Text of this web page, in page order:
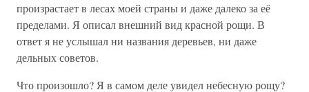
произрастает в лесах моей страны и даже далеко за её
пределами. Я описал внешний вид красной рощи. В
ответ я не услышал ни названия деревьев, ни даже
дельных советов.
Что произошло? Я в самом деле увидел небесную рощу?